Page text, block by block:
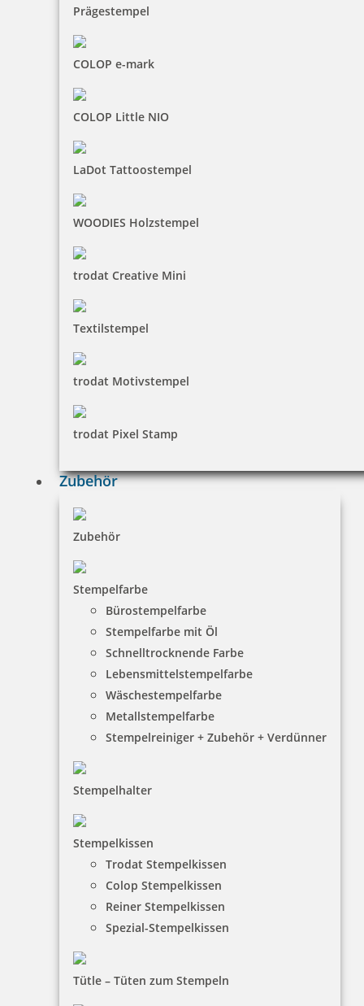
Prägestempel
COLOP e-mark
COLOP Little NIO
LaDot Tattoostempel
WOODIES Holzstempel
trodat Creative Mini
Textilstempel
trodat Motivstempel
trodat Pixel Stamp
Zubehör
Zubehör
Stempelfarbe
Bürostempelfarbe
Stempelfarbe mit Öl
Schnelltrocknende Farbe
Lebensmittelstempelfarbe
Wäschestempelfarbe
Metallstempelfarbe
Stempelreiniger + Zubehör + Verdünner
Stempelhalter
Stempelkissen
Trodat Stempelkissen
Colop Stempelkissen
Reiner Stempelkissen
Spezial-Stempelkissen
Tütle – Tüten zum Stempeln
Perforiermaschine PERFOSET I/D
428,40 €
2.153,90 €
fester Text bis 7 Buchstaben pro Zeile für PERFOSET II/D
428,40 €